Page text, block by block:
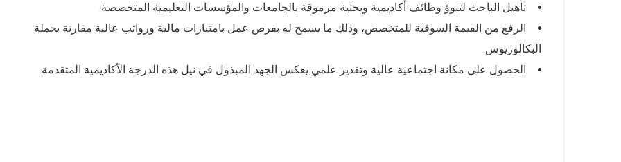
تأهيل الباحث لتبوؤ وظائف أكاديمية وبحثية مرموقة بالجامعات والمؤسسات التعليمية المتخصصة.
الرفع من القيمة السوقية للمتخصص، وذلك ما يسمح له بفرص عمل بامتيازات مالية ورواتب عالية مقارنة بحملة
البكالوريوس.
الحصول على مكانة اجتماعية عالية وتقدير علمي يعكس الجهد المبذول في نيل هذه الدرجة الأكاديمية المتقدمة.